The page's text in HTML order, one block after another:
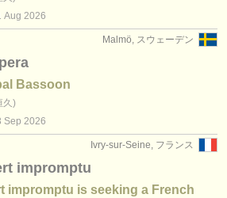
Aug 2026
Malmö, スウェーデン
Bassoon
久)
Sep 2026
Ivry-sur-Seine, フランス
impromptu
impromptu is seeking a French